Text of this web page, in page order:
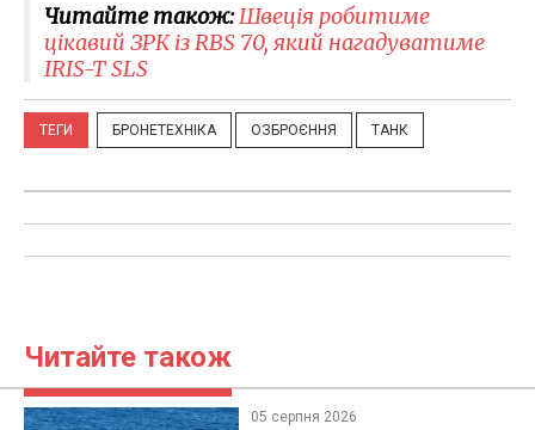
Читайте також:Швеція робитиме
цікавий ЗРК із RBS 70, який нагадуватиме
IRIS-T SLS
ТЕГИ БРОНЕТЕХНІКА ОЗБРОЄННЯ ТАНК
Читайте також
05 серпня 2026